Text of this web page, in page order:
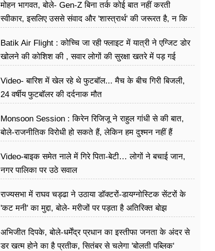
मोहन भागवत, बोले- Gen-Z बिना तर्क कोई बात नहीं करती
स्वीकार, इसलिए उससे संवाद और 'शास्त्रार्थ' की जरूरत है, न कि
Batik Air Flight : कोच्चि जा रही फ्लाइट में यात्री ने एग्जिट डोर
खोलने की कोशिश की , सवार लोगों की सुरक्षा खतरे में पड़ गई
Video- बारिश में खेल रहे थे फुटबॉल... मैच के बीच गिरी बिजली,
24 वर्षीय फुटबॉलर की दर्दनाक मौत
Monsoon Session : किरेन रिजिजू ने राहुल गांधी से की बात,
बोले-राजनीतिक विरोधी हो सकते हैं, लेकिन हम दुश्मन नहीं हैं
Video-बाइक समेत नाले में गिरे पिता-बेटी… लोगों ने बचाई जान,
नगर पालिका पर उठे सवाल
राज्यसभा में राघव चड्ढा ने उठाया डॉक्टरों-डायग्नोस्टिक सेंटरों के
'कट मनी' का मुद्दा, बोले- मरीजों पर पड़ता है अ​तिरिक्त बोझ
अभिजीत दिपके, बोले-धर्मेंद्र प्रधान का इस्तीफा जनता के अंदर से
डर खत्म होने का है प्रतीक, सितंबर से चलेगा 'बोलती पब्लिक'